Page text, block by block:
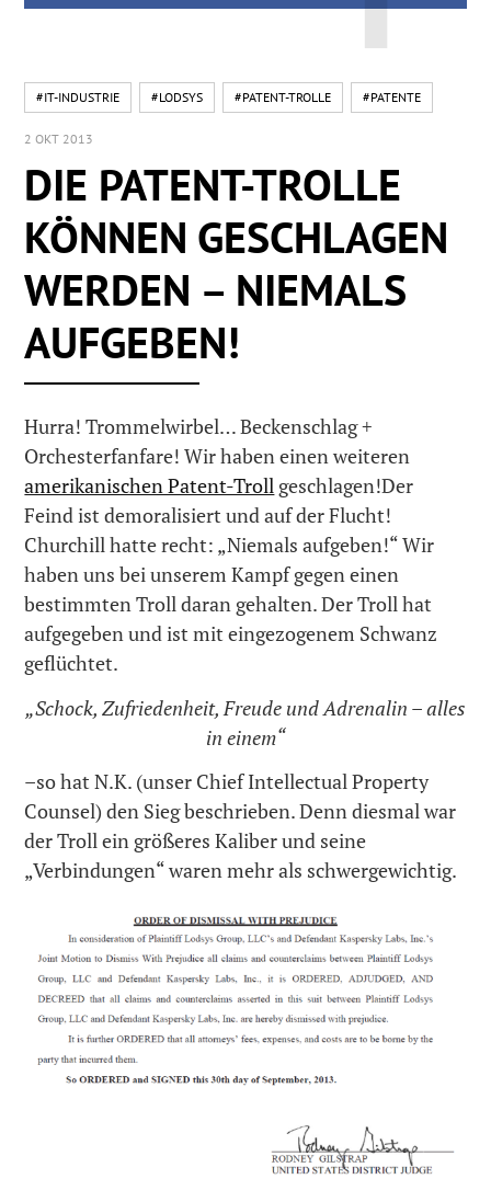
#IT-INDUSTRIE #LODSYS #PATENT-TROLLE #PATENTE
2 OKT 2013
DIE PATENT-TROLLE
KÖNNEN GESCHLAGEN
WERDEN – NIEMALS
AUFGEBEN!
Hurra! Trommelwirbel… Beckenschlag +
Orchesterfanfare! Wir haben einen weiteren
amerikanischen Patent-Troll geschlagen!Der
Feind ist demoralisiert und auf der Flucht!
Churchill hatte recht: „Niemals aufgeben!“ Wir
haben uns bei unserem Kampf gegen einen
bestimmten Troll daran gehalten. Der Troll hat
aufgegeben und ist mit eingezogenem Schwanz
geflüchtet.
„Schock, Zufriedenheit, Freude und Adrenalin – alles
in einem“
–so hat N.K. (unser Chief Intellectual Property
Counsel) den Sieg beschrieben. Denn diesmal war
der Troll ein größeres Kaliber und seine
„Verbindungen“ waren mehr als schwergewichtig.